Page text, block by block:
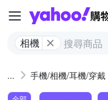
相機
手機/相機/耳機/穿戴